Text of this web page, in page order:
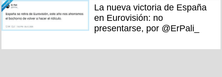
La nueva victoria de España
en Eurovisión: no
presentarse, por @ErPali_